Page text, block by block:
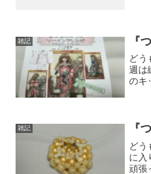
な
雑記 『
どう
週は
のキ
し
雑記 『
どう
に入
頑張